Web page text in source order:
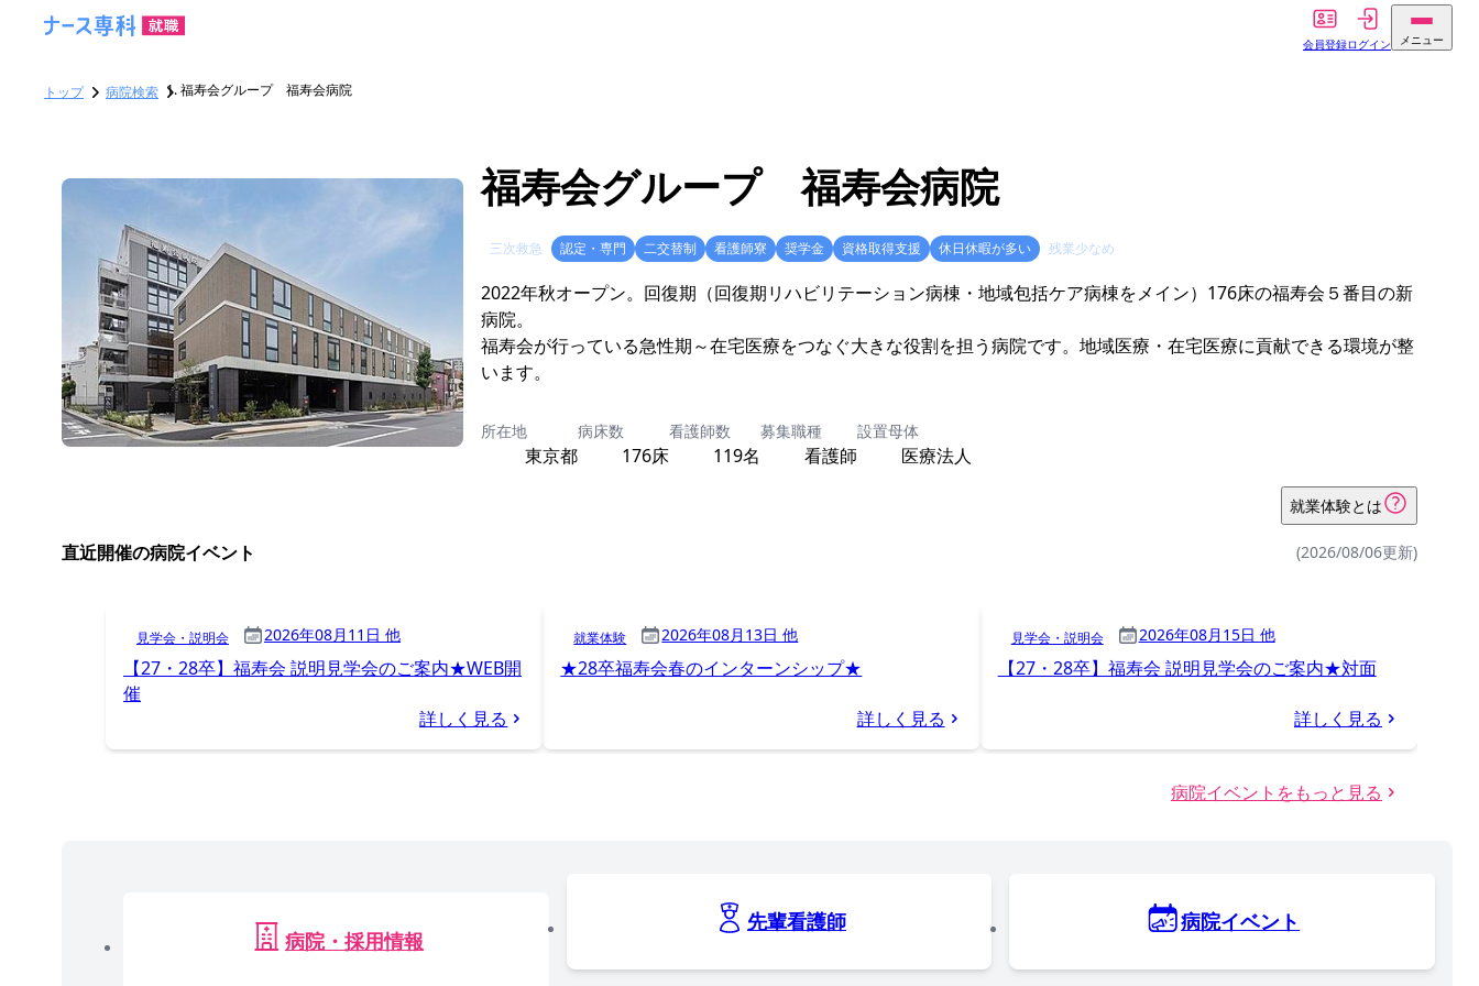
会員登録ログイン メニュー
トップ 病院検索 福寿会グループ 福寿会病院
福寿会グループ 福寿会病院
三次救急 認定・専門 二交替制 看護師寮 奨学金 資格取得支援 休日休暇が多い 残業少なめ
2022年秋オープン。回復期（回復期リハビリテーション病棟・地域包括ケア病棟をメイン）176床の福寿会５番目の新
病院。
福寿会が行っている急性期～在宅医療をつなぐ大きな役割を担う病院です。地域医療・在宅医療に貢献できる環境が整
います。
所在地
東京都
病床数
176床
看護師数
119名
募集職種
看護師
設置母体
医療法人
就業体験とは
直近開催の病院イベント (2026/08/06更新)
見学会・説明会 2026年08月11日 他
【27・28卒】福寿会 説明見学会のご案内★WEB開
催
詳しく見る
就業体験 2026年08月13日 他
★28卒福寿会春のインターンシップ★
詳しく見る
見学会・説明会 2026年08月15日 他
【27・28卒】福寿会 説明見学会のご案内★対面
詳しく見る
病院イベントをもっと見る
病院・採用情報
先輩看護師 病院イベント